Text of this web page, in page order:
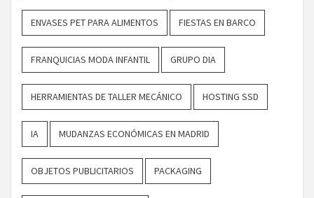
ENVASES PET PARA ALIMENTOS FIESTAS EN BARCO
FRANQUICIAS MODA INFANTIL GRUPO DIA
HERRAMIENTAS DE TALLER MECÁNICO HOSTING SSD
IA MUDANZAS ECONÓMICAS EN MADRID
OBJETOS PUBLICITARIOS PACKAGING